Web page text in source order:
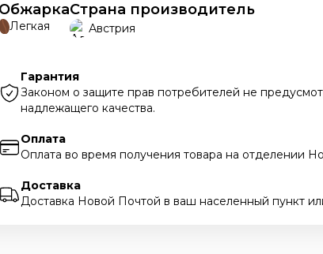
Обжарка
Легкая
Страна производитель
Австрия
Гарантия
Законом о защите прав потребителей не
надлежащего качества.
Оплата
Оплата во время получения товара на отделении
Доставка
Доставка Новой Почтой в ваш населенный пункт